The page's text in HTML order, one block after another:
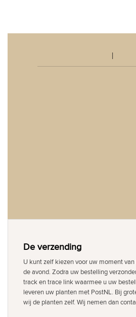
De verzending
U kunt zelf kiezen voor uw moment
de avond. Zodra uw bestelling
track en trace link waarmee u uw
leveren uw planten met PostNL. Bij
wij de planten zelf. Wij nemen dan